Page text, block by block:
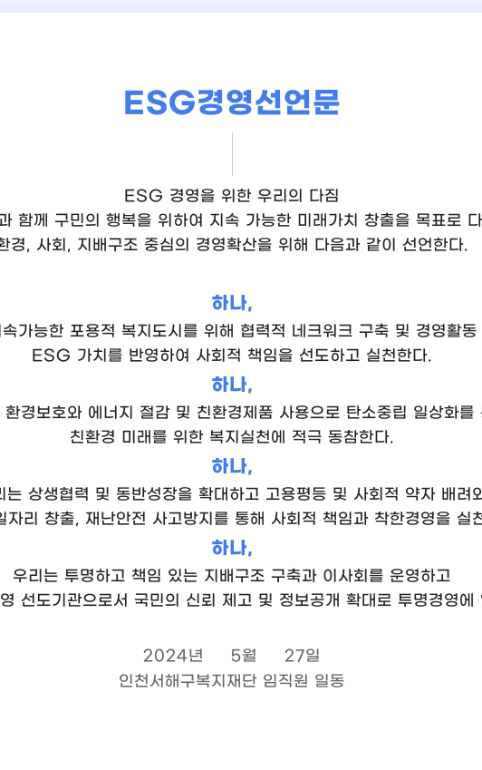
ESG경영선언문
ESG 경영을 위한 우리의 다짐
함께 구민의 행복을 위하여 지속 가능한 미래가치 창출을 목표로
경, 사회, 지배구조 중심의 경영확산을 위해 다음과 같이 선언한다.
하나,
가능한 포용적 복지도시를 위해 협력적 네크워크 구축 및 경영활동
ESG 가치를 반영하여 사회적 책임을 선도하고 실천한다.
하나,
환경보호와 에너지 절감 및 친환경제품 사용으로 탄소중립 일상화를
친환경 미래를 위한 복지실천에 적극 동참한다.
하나,
는 상생협력 및 동반성장을 확대하고 고용평등 및 사회적 약자 배려
자리 창출, 재난안전 사고방지를 통해 사회적 책임과 착한경영을 실
하나,
우리는 투명하고 책임 있는 지배구조 구축과 이사회를 운영하고
선도기관으로서 국민의 신뢰 제고 및 정보공개 확대로 투명경영에
2024년 5월
27일
인천서해구복지재단 임직원 일동